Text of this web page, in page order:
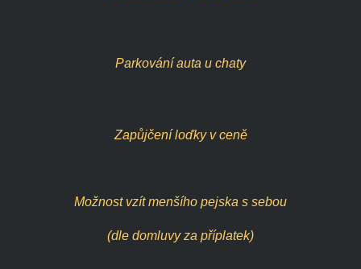
Parkování auta u chaty
Zapůjčení loďkyv ceně
Možnost vzít menšího pejska s sebou
(dle domluvy za příplatek)